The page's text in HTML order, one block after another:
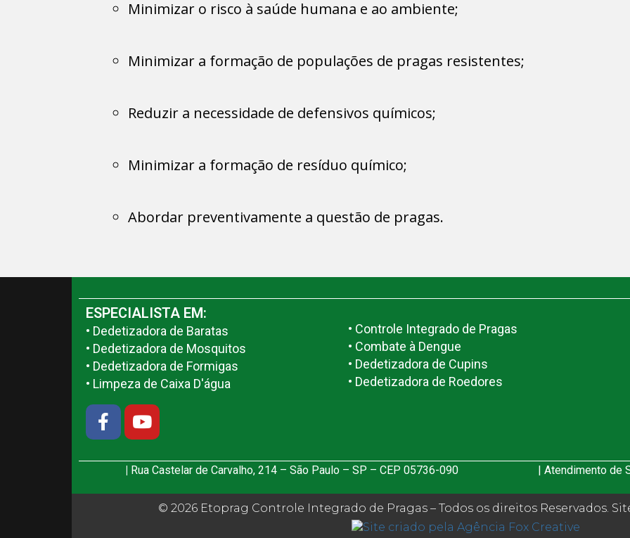
Minimizar o risco à saúde humana e ao ambiente;
Minimizar a formação de populações de pragas resistentes;
Reduzir a necessidade de defensivos químicos;
Minimizar a formação de resíduo químico;
Abordar preventivamente a questão de pragas.
ESPECIALISTA EM:
• Dedetizadora de Baratas
• Dedetizadora de Mosquitos
• Dedetizadora de Formigas
• Limpeza de Caixa D'água
• Controle Integrado de Pragas
• Combate à Dengue
• Dedetizadora de Cupins
• Dedetizadora de Roedores
| Rua Castelar de Carvalho, 214 – São Paulo – SP – CEP 05736-090 | Atendimento de
© 2026 Etoprag Controle Integrado de Pragas – Todos os direitos Reservados.